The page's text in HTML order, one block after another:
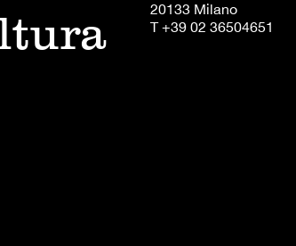
20133 Milano
T +39 02 36504651